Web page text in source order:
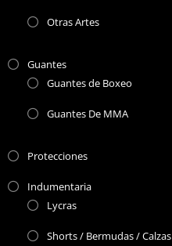
Otras Artes
Guantes
Guantes de Boxeo
Guantes De MMA
Protecciones
Indumentaria
Lycras
Shorts / Bermudas / Calzas